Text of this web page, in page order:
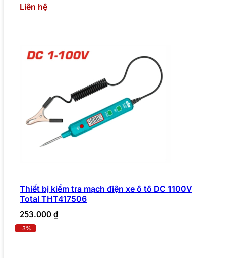
Liên hệ
Thiết bị kiểm tra mạch điện xe ô tô DC 1100V
Total THT417506
253.000 ₫
-3%